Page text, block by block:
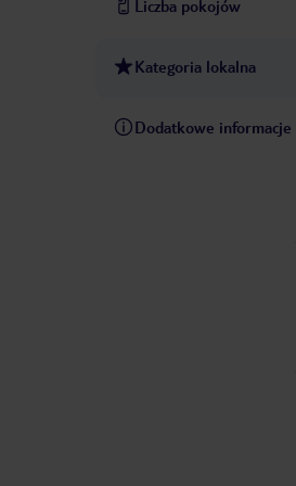
Liczba pokojów
Kategoria lokalna
Dodatkowe informacje